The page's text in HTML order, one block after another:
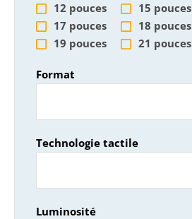
12 pouces
15 pouces
17 pouces
18 pouces
19 pouces
21 pouces
Format
Technologie tactile
Luminosité